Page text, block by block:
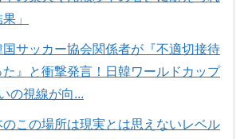
」
サッカー協会関係者が『不適切接待
た』と衝撃発言！日韓ワールドカップ
の視線が向...
この場所は現実とは思えないレベル